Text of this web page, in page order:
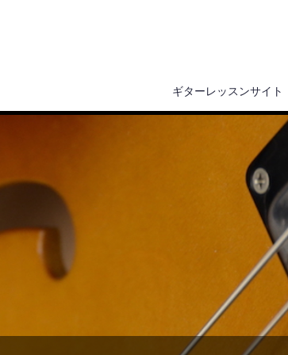
ギターレッスンサイト